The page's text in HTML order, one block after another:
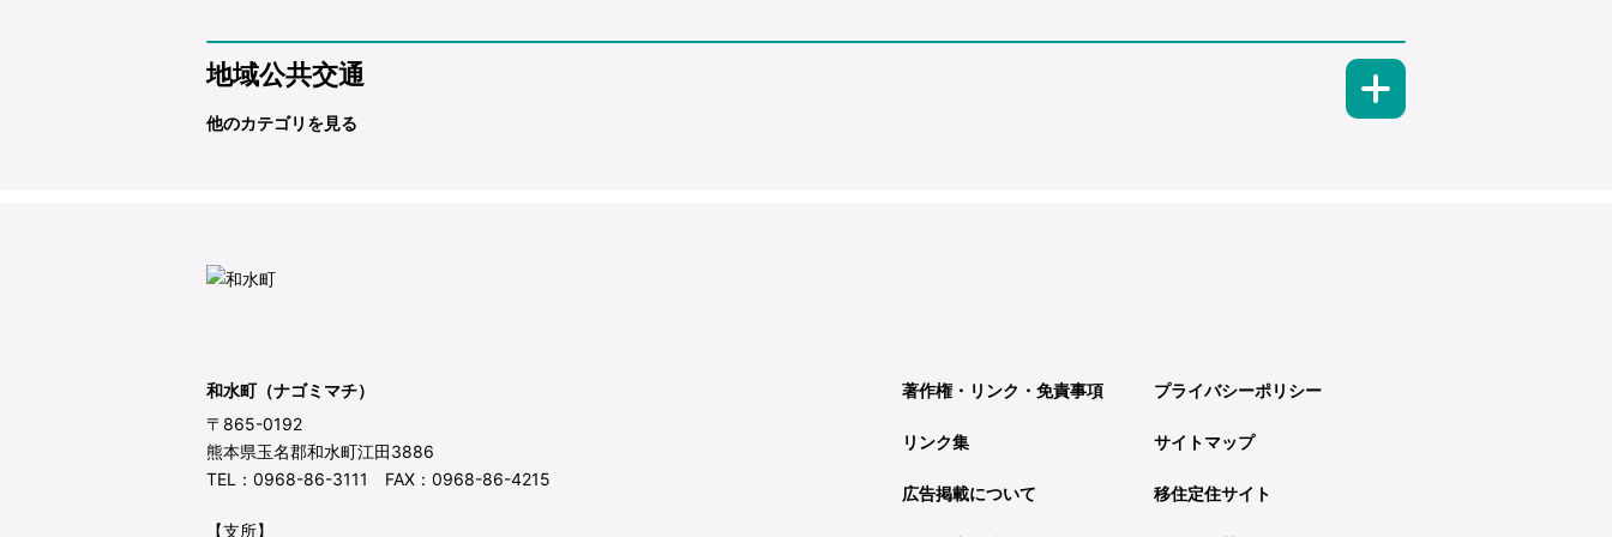
地域公共交通
他のカテゴリを見る
和水町（ナゴミマチ）
〒865-0192
熊本県玉名郡和水町江田3886
TEL：0968-86-3111 FAX：0968-86-4215
【支所】
著作権・リンク・免責事項 プライバシーポリシー
リンク集 サイトマップ
広告掲載について 移住定住サイト